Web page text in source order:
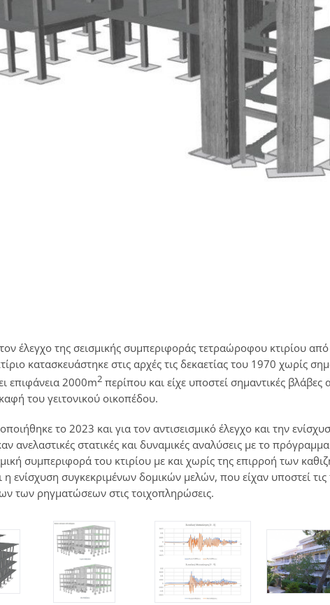
έλεγχο της σεισμικής συμπεριφοράς τετραώροφου κτιρίου
κατασκευάστηκε στις αρχές τις δεκαετίας του 1970 χωρίς
επιφάνεια 2000m2περίπου και είχε υποστεί σημαντικές
του γειτονικού οικοπέδου.
το 2023 και για τον αντισεισμικό έλεγχο και την
ανελαστικές στατικές και δυναμικές αναλύσεις με το πρόγραμμα
συμπεριφορά του κτιρίου με και χωρίς της επιρροή των
ενίσχυση συγκεκριμένων δομικών μελών, που είχαν υποστεί
των ρηγματώσεων στις τοιχοπληρώσεις.